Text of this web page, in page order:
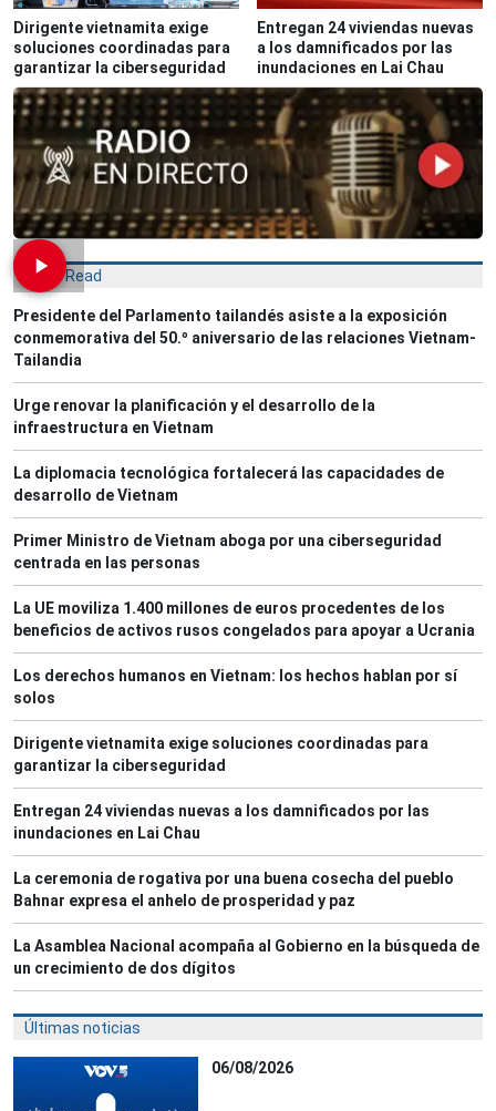
Dirigente vietnamita exige
soluciones coordinadas para
garantizar la ciberseguridad
Entregan 24 viviendas nuevas
a los damnificados por las
inundaciones en Lai Chau
Most Read
Presidente del Parlamento tailandés asiste a la exposición
conmemorativa del 50.º aniversario de las relaciones Vietnam-
Tailandia
Urge renovar la planificación y el desarrollo de la
infraestructura en Vietnam
La diplomacia tecnológica fortalecerá las capacidades de
desarrollo de Vietnam
Primer Ministro de Vietnam aboga por una ciberseguridad
centrada en las personas
La UE moviliza 1.400 millones de euros procedentes de los
beneficios de activos rusos congelados para apoyar a Ucrania
Los derechos humanos en Vietnam: los hechos hablan por sí
solos
Dirigente vietnamita exige soluciones coordinadas para
garantizar la ciberseguridad
Entregan 24 viviendas nuevas a los damnificados por las
inundaciones en Lai Chau
La ceremonia de rogativa por una buena cosecha del pueblo
Bahnar expresa el anhelo de prosperidad y paz
La Asamblea Nacional acompaña al Gobierno en la búsqueda de
un crecimiento de dos dígitos
Últimas noticias
06/08/2026